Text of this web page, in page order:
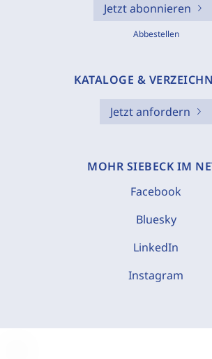
Jetzt abonnieren
Abbestellen
KATALOGE &
Jetzt anfordern
MOHR SIEBECK IM
Facebook
Bluesky
LinkedIn
Instagram